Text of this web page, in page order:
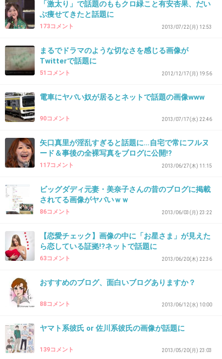
30. 匿名2013/06/20(木) 14:34:48
い。
パチ屋がセレブぶって。
31. 匿名2013/06/20(木) 14:35:23
え、手ついててこんな風に写る？
怖いのは顔だと思って見てた。
33. 匿名2013/06/20(木) 14:35:50
たまたま、こうゆう写真になったんでしょ
「激太り」で話題のももクロ緑こと有安杏果、だい
ぶ痩せてきたと話題に
173コメント 2013/07/22(月) 12:53
まるでドラマのような切なさを感じる画像が
Twitterで話題に
51コメント 2012/12/17(月) 19:56
電車にヤバい奴が居るとネットで話題の画像www
90コメント 2013/07/17(水) 22:46
矢口真里が淫乱すぎると話題に…自宅で常にフルヌ
ード＆事後の全裸写真をブログに公開!?
117コメント 2013/06/27(木) 11:15
ビッグダディ元妻・美奈子さんの昔のブログに掲載
されてる画像がヤバいｗｗ
86コメント 2013/06/03(月) 23:22
【恋愛チェック】画像の中に「お星さま」が見えた
ら恋している証拠!?ネットで話題に
63コメント 2013/06/20(木) 22:36
おすすめのブログ、面白いブログありますか？
88コメント 2013/06/12(水) 10:00
ヤマト系彼氏 or 佐川系彼氏の画像が話題に
139コメント 2013/05/20(月) 23:03